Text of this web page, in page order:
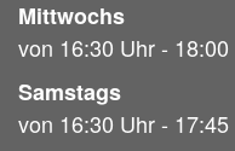
Mittwochs
von 16:30 Uhr -
Samstags
von 16:30 Uhr -